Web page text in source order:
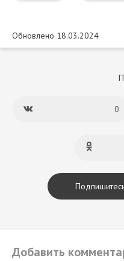
Обновлено 18.03.2024
0
Добавить